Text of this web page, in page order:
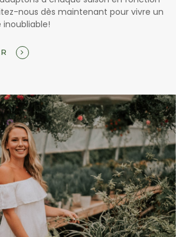
nous dès maintenant pour vivre un